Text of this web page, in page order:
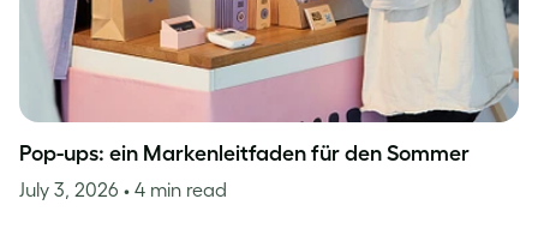
Pop-ups: ein Markenleitfaden für den Sommer
July 3, 2026 • 4 min read